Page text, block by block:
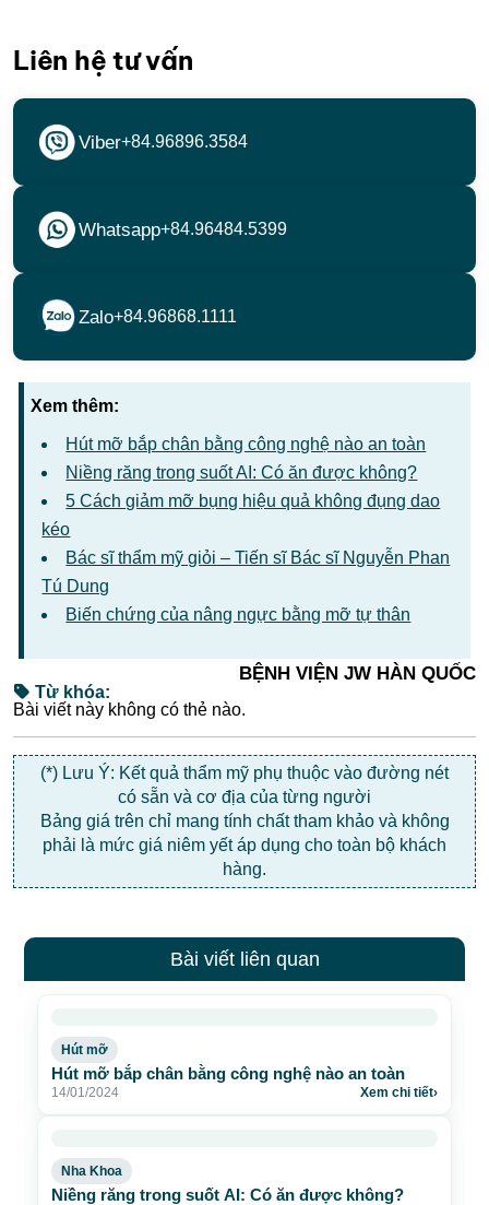
Liên hệ tư vấn
Viber+84.96896.3584
Whatsapp+84.96484.5399
Zalo+84.96868.1111
Xem thêm:
Hút mỡ bắp chân bằng công nghệ nào an toàn
Niềng răng trong suốt AI: Có ăn được không?
5 Cách giảm mỡ bụng hiệu quả không đụng dao
kéo
Bác sĩ thẩm mỹ giỏi – Tiến sĩ Bác sĩ Nguyễn Phan
Tú Dung
Biến chứng của nâng ngực bằng mỡ tự thân
BỆNH VIỆN JW HÀN QUỐC
Từ khóa:
Bài viết này không có thẻ nào.
(*) Lưu Ý: Kết quả thẩm mỹ phụ thuộc vào đường nét
có sẵn và cơ địa của từng người
Bảng giá trên chỉ mang tính chất tham khảo và không
phải là mức giá niêm yết áp dụng cho toàn bộ khách
hàng.
Bài viết liên quan
Hút mỡ
Hút mỡ bắp chân bằng công nghệ nào an toàn
14/01/2024 Xem chi tiết›
Nha Khoa
Niềng răng trong suốt AI: Có ăn được không?